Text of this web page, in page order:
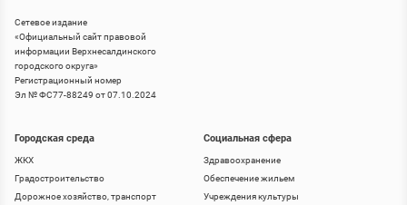
Сетевое издание
«Официальный сайт правовой
информации Верхнесалдинского
городского округа»
Регистрационный номер
Эл № ФС77-88249 от 07.10.2024
Городская среда
ЖКХ
Градостроительство
Дорожное хозяйство, транспорт
Социальная сфера
Здравоохранение
Обеспечение жильем
Учреждения культуры